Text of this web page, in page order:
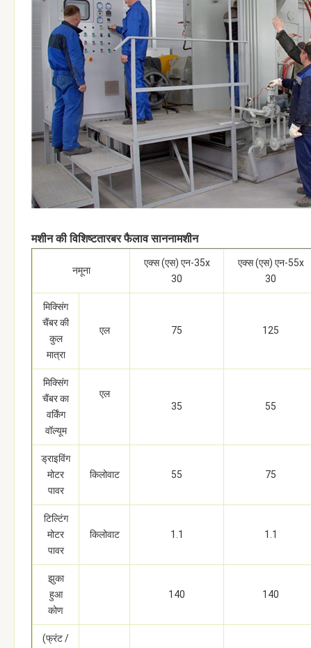
मशीन की विशिष्टतारबर फैलाव साननामशीन
नमूना
एक्स (एस) एन-35x
30
एक्स (एस) एन-55x
30
मिक्सिंग
चैंबर की
कुल
मात्रा
एल 75 125
मिक्सिंग
चैंबर का
वर्किंग
वॉल्यूम
एल
35
55
ड्राइविंग
मोटर
पावर
किलोवाट 55 75
टिल्टिंग
मोटर
पावर
किलोवाट 1.1 1.1
झुका
हुआ
कोण
140 140
(फ्रंट /